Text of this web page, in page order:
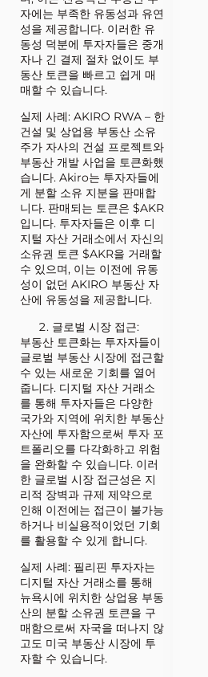
자에는 부족한 유동성과 유연
성을 제공합니다. 이러한 유
동성 덕분에 투자자들은 중개
자나 긴 결제 절차 없이도 부
동산 토큰을 빠르고 쉽게 매
매할 수 있습니다.
실제 사례: AKIRO RWA – 한
건설 및 상업용 부동산 소유
주가 자사의 건설 프로젝트와
부동산 개발 사업을 토큰화했
습니다. Akiro는 투자자들에
게 분할 소유 지분을 판매합
니다. 판매되는 토큰은 $AKR
입니다. 투자자들은 이후 디
지털 자산 거래소에서 자신의
소유권 토큰 $AKR을 거래할
수 있으며, 이는 이전에 유동
성이 없던 AKIRO 부동산 자
산에 유동성을 제공합니다.
글로벌 시장 접근:
부동산 토큰화는 투자자들이
글로벌 부동산 시장에 접근할
수 있는 새로운 기회를 열어
줍니다. 디지털 자산 거래소
를 통해 투자자들은 다양한
국가와 지역에 위치한 부동산
자산에 투자함으로써 투자 포
트폴리오를 다각화하고 위험
을 완화할 수 있습니다. 이러
한 글로벌 시장 접근성은 지
리적 장벽과 규제 제약으로
인해 이전에는 접근이 불가능
하거나 비실용적이었던 기회
를 활용할 수 있게 합니다.
실제 사례: 필리핀 투자자는
디지털 자산 거래소를 통해
뉴욕시에 위치한 상업용 부동
산의 분할 소유권 토큰을 구
매함으로써 자국을 떠나지 않
고도 미국 부동산 시장에 투
자할 수 있습니다.